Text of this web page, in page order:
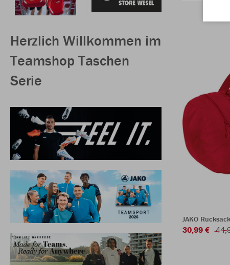
Herzlich Willkommen im
Teamshop Taschen
Serie
JAKO
30,99 €